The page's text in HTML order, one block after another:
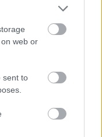
web or
sent to
συναντήσεις ένα
ως το
εξασφαλίζει
μέσα
καφέ και
είναι τυχαίο